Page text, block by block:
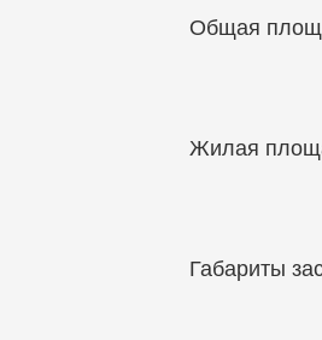
Общая
Жилая
Габариты